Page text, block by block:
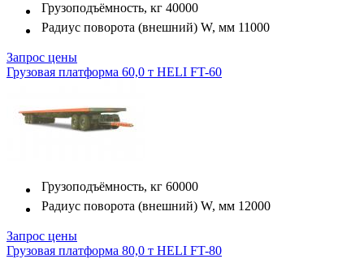
Грузоподъёмность, кг 40000
Радиус поворота (внешний) W, мм 11000
Запрос цены
Грузовая платформа 60,0 т HELI FT-60
Грузоподъёмность, кг 60000
Радиус поворота (внешний) W, мм 12000
Запрос цены
Грузовая платформа 80,0 т HELI FT-80